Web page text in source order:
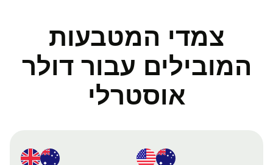
צמדי המטבעות
המובילים עבור דולר
אוסטרלי